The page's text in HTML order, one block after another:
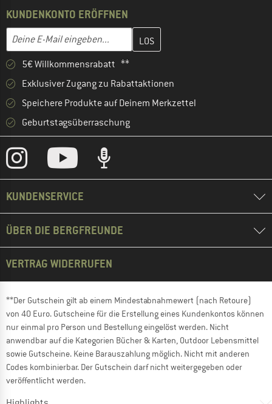
KUNDENKONTO ERÖFFNEN
E-Mail-Adresse
Gib hier deine E-Mail-Adresse ein und erstelle im nächsten
5€ Willkommensrabatt **
Exklusiver Zugang zu Rabattaktionen
Speichere Produkte auf Deinem Merkzettel
Geburtstagsüberraschung
KUNDENSERVICE
ÜBER DIE BERGFREUNDE
VERTRAG WIDERRUFEN
**Der Gutschein gilt ab einem Mindestabnahmewert (nach Retoure)
von 40 Euro. Gutscheine für die Erstellung eines Kundenkontos können
nur einmal pro Person und Bestellung eingelöst werden. Nicht
anwendbar auf die Kategorien Bücher & Karten, Outdoor Lebensmittel
sowie Gutscheine. Keine Barauszahlung möglich. Nicht mit anderen
Codes kombinierbar. Der Gutschein darf nicht weitergegeben oder
veröffentlicht werden.